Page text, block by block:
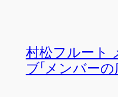
村松フルート
ブ「メンバーの